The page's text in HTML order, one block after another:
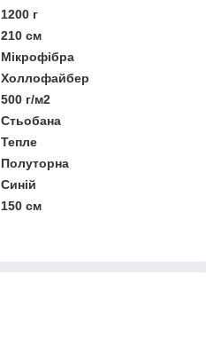
1200 г
210 см
Мікрофібра
Холлофайбер
500 г/м2
Стьобана
Тепле
Полуторна
Синій
150 см